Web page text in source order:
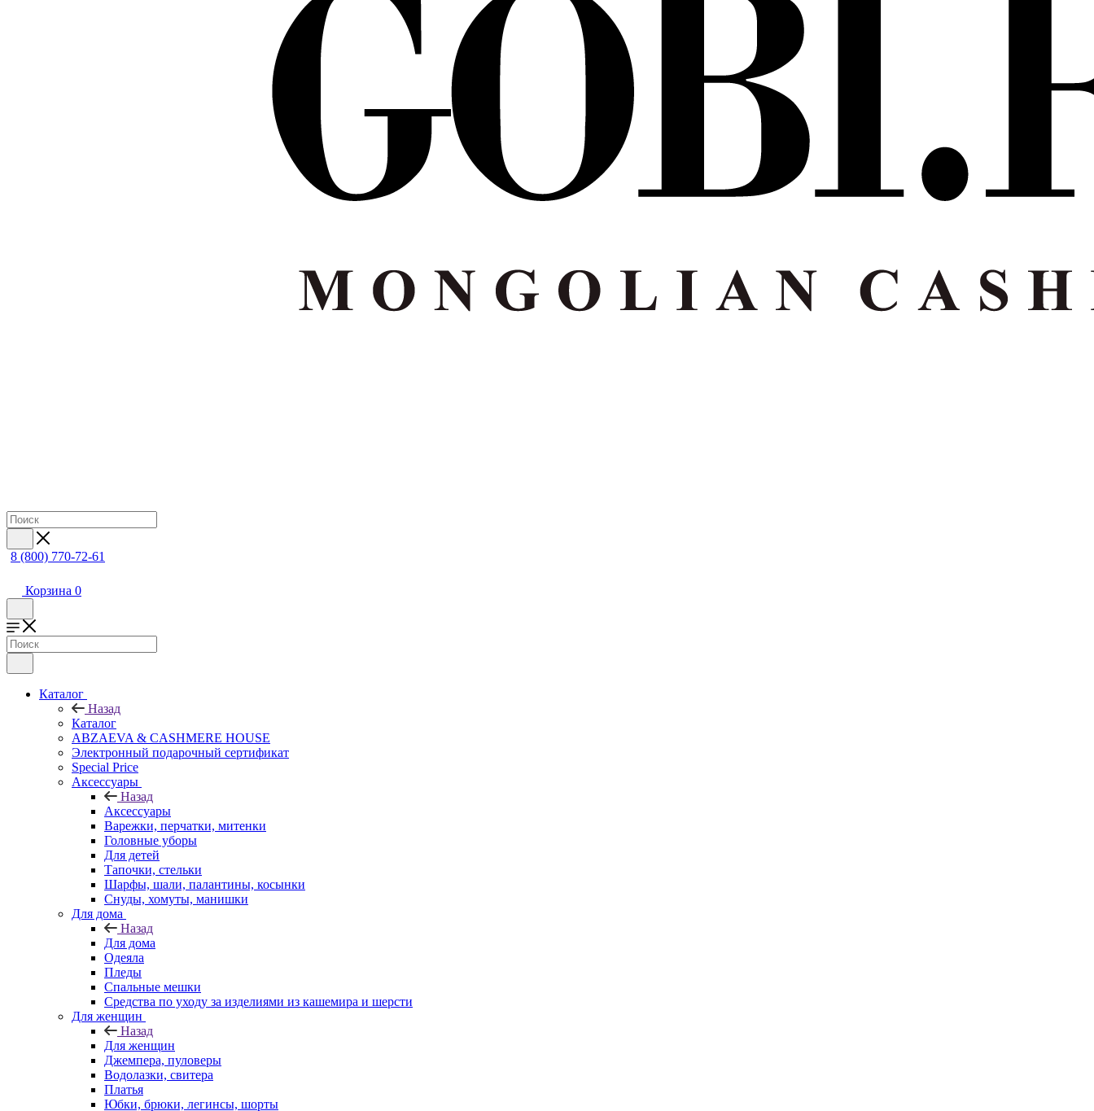
8 (800) 770-72-61
Корзина 0
Каталог
Назад
Каталог
ABZAEVA & CASHMERE HOUSE
Электронный подарочный сертификат
Special Price
Аксессуары
Назад
Аксессуары
Варежки, перчатки, митенки
Головные уборы
Для детей
Тапочки, стельки
Шарфы, шали, палантины, косынки
Снуды, хомуты, манишки
Для дома
Назад
Для дома
Одеяла
Пледы
Спальные мешки
Средства по уходу за изделиями из кашемира и шерсти
Для женщин
Назад
Для женщин
Джемпера, пуловеры
Водолазки, свитера
Платья
Юбки, брюки, легинсы, шорты